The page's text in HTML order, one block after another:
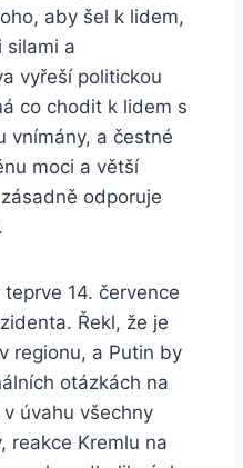
aby šel k lidem,
silami a
vyřeší politickou
co chodit k lidem s
vnímány, a čestné
moci a větší
odporuje
14. července
Řekl, že je
regionu, a Putin by
otázkách na
úvahu všechny
reakce Kremlu na